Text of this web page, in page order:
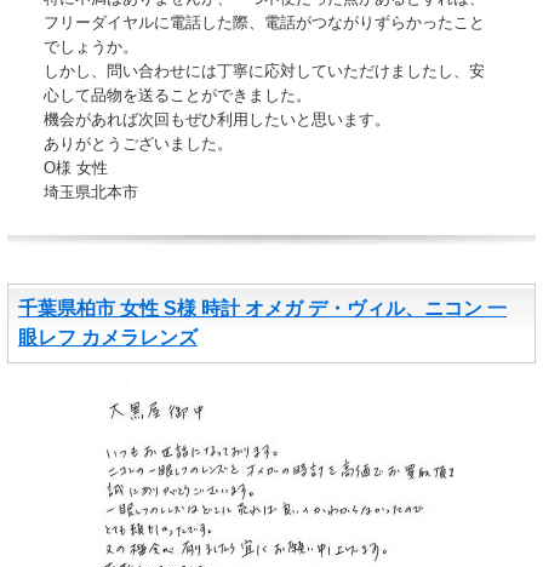
フリーダイヤルに電話した際、電話がつながりずらかったこと
でしょうか。
しかし、問い合わせには丁寧に応対していただけましたし、安
心して品物を送ることができました。
機会があれば次回もぜひ利用したいと思います。
ありがとうございました。
O様 女性
埼玉県北本市
千葉県柏市 女性 S様 時計 オメガ デ・ヴィル、ニコン 一
眼レフ カメラレンズ